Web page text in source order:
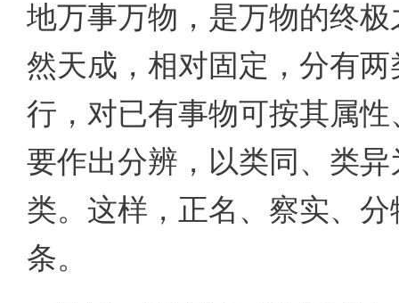
地万事万物，是万物的终
然天成，相对固定，分有
行，对已有事物可按其属
要作出分辨，以类同、类
类。这样，正名、察实、
条。